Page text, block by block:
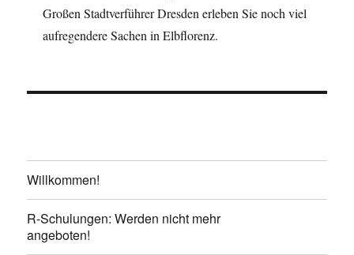
Großen Stadtverführer Dresden erleben Sie noch viel
aufregendere Sachen in Elbflorenz.
Willkommen!
R-Schulungen: Werden nicht mehr
angeboten!